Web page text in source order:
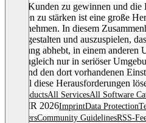
Neue Kunden zu gewinnen und
Marken zu stärken ist eine große
Unternehmen. In diesem
so zu gestalten und auszuspielen,
Werbung abhebt, in einem
und zugleich nur in seriöser
SSP und den dort vorhandenen
sich all diese Herausforderungen
All productsAll ServicesAll Software
© OMR 2026ImprintData Protection
providersCommunity GuidelinesRSS-